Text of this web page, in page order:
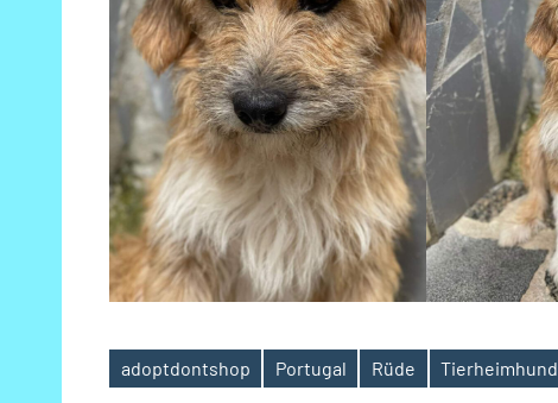
Schlagwörter
adoptdontshop Portugal Rüde Tierheimhund